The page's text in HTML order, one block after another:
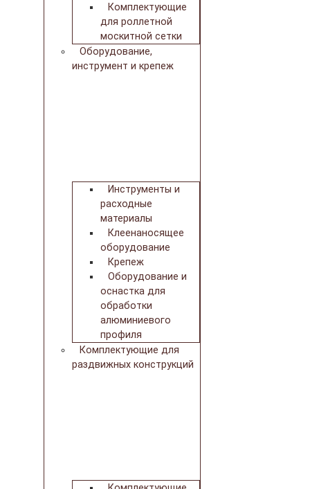
Комплектующие
для роллетной
москитной сетки
Оборудование,
инструмент и крепеж
Инструменты и
расходные
материалы
Клеенаносящее
оборудование
Крепеж
Оборудование и
оснастка для
обработки
алюминиевого
профиля
Комплектующие для
раздвижных конструкций